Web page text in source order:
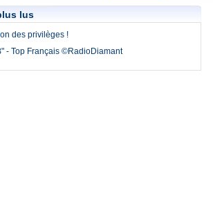
lus
des privilèges !
- Top Français ©RadioDiamant